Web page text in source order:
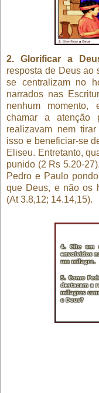
2. Glorificar a
resposta de Deus ao
se centralizam no
narrados nas
nenhum momento,
chamar a atenção
realizavam nem
isso e beneficiar-se
Eliseu. Entretanto,
punido (2 Rs 5.20-
Pedro e Paulo
que Deus, e não os
(At 3.8,12; 14.14,15).